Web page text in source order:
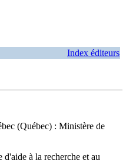
Index éditeurs
(Québec) : Ministère de
à la recherche et au